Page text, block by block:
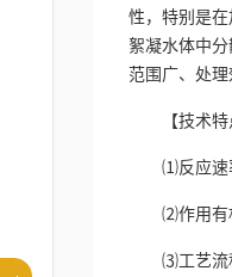
性，特别是
絮凝水体中
范围广、处
【技术
⑴反应速
⑵作用有
⑶工艺流